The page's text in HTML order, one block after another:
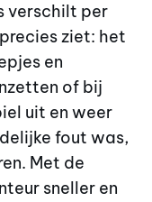
verschilt per
ziet: het
en
of bij
uit en weer
fout was,
Met de
sneller en